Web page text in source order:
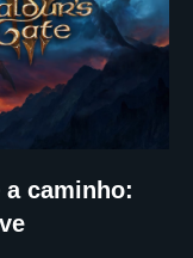
a caminho: